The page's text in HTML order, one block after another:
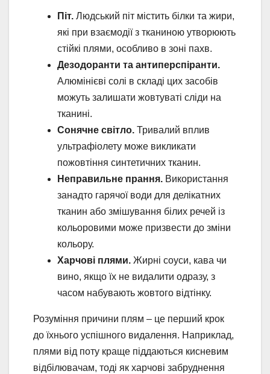
Піт. Людський піт містить білки та жири,
які при взаємодії з тканиною утворюють
стійкі плями, особливо в зоні пахв.
Дезодоранти та антиперспіранти.
Алюмінієві солі в складі цих засобів
можуть залишати жовтуваті сліди на
тканині.
Сонячне світло. Тривалий вплив
ультрафіолету може викликати
пожовтіння синтетичних тканин.
Неправильне прання. Використання
занадто гарячої води для делікатних
тканин або змішування білих речей із
кольоровими може призвести до зміни
кольору.
Харчові плями. Жирні соуси, кава чи
вино, якщо їх не видалити одразу, з
часом набувають жовтого відтінку.
Розуміння причини плям – це перший крок
до їхнього успішного видалення. Наприклад,
плями від поту краще піддаються кисневим
відбілювачам, тоді як харчові забруднення